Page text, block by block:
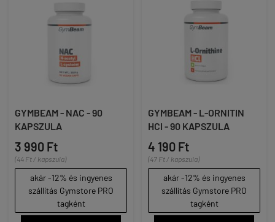
GYMBEAM - NAC - 90
KAPSZULA
3 990 Ft
(44 Ft / kapszula)
akár -12% és ingyenes
szállítás Gymstore PRO
tagként
GYMBEAM - L-ORNITIN
HCI - 90 KAPSZULA
4 190 Ft
(47 Ft / kapszula)
akár -12% és ingyenes
szállítás Gymstore PRO
tagként